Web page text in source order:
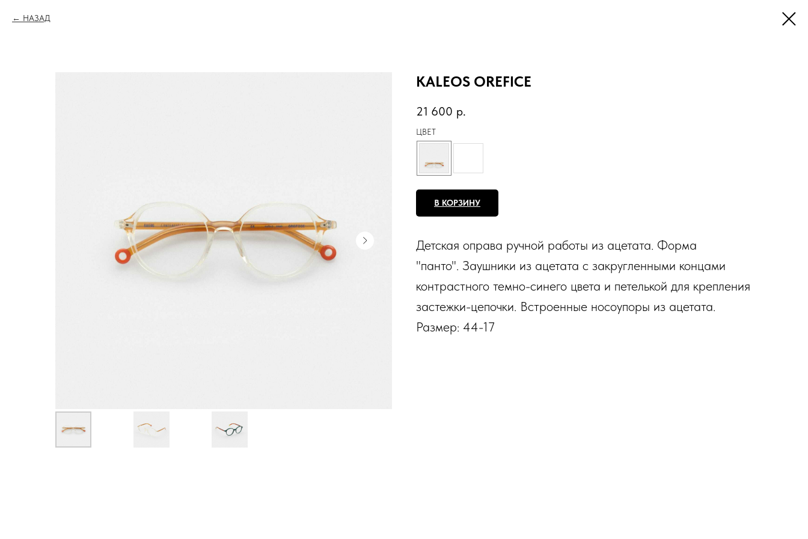
НАЗАД
KALEOS OREFICE
21 600 р.
ЦВЕТ
В КОРЗИНУ
Детская оправа ручной работы из ацетата. Форма
"панто". Заушники из ацетата с закругленными концами
контрастного темно-синего цвета и петелькой для крепления
застежки-цепочки. Встроенные носоупоры из ацетата.
Размер: 44-17